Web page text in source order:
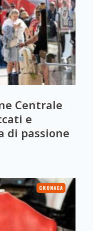
Centrale
e
di passione
CRONACA